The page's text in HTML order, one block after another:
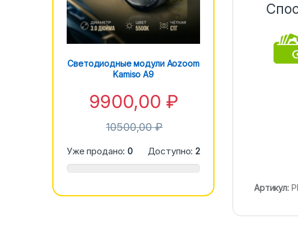
Артикул:
Светодиодные модули Aozoom
Kamiso A9
9900,00 ₽
10500,00₽
Уже продано:0 Доступно:2